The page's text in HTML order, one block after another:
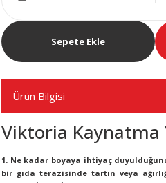
Sepete Ekle
Ürün Bilgisi
Viktoria Kaynatma
1. Ne kadar boyaya ihtiyaç
bir gıda terazisinde tartın veya